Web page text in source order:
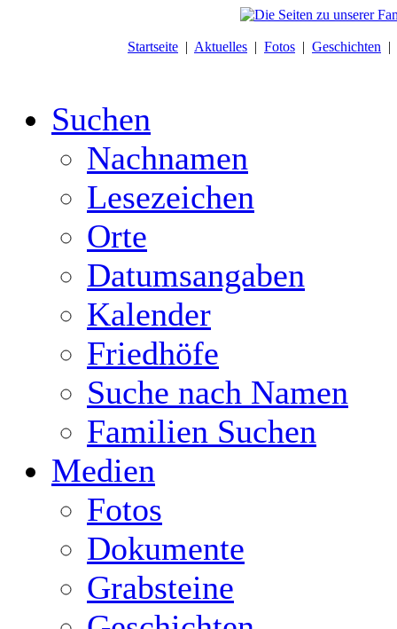
Startseite | Aktuelles | Fotos | Geschichten |
Suchen
Nachnamen
Lesezeichen
Orte
Datumsangaben
Kalender
Friedhöfe
Suche nach Namen
Familien Suchen
Medien
Fotos
Dokumente
Grabsteine